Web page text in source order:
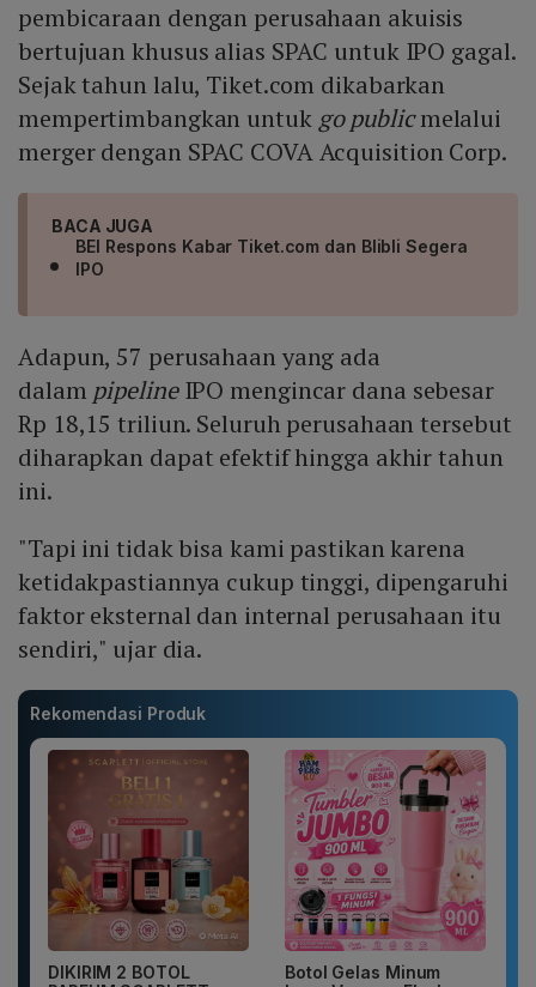
pembicaraan dengan perusahaan akuisis
bertujuan khusus alias SPAC untuk IPO gagal.
Sejak tahun lalu, Tiket.com dikabarkan
mempertimbangkan untukgo publicmelalui
merger dengan SPAC COVA Acquisition Corp.
BACA JUGA
BEI Respons Kabar Tiket.com dan Blibli Segera
IPO
Adapun, 57 perusahaan yang ada
dalam pipelineIPO mengincar dana sebesar
Rp 18,15 triliun. Seluruh perusahaan tersebut
diharapkan dapat efektif hingga akhir tahun
ini.
"Tapi ini tidak bisa kami pastikan karena
ketidakpastiannya cukup tinggi, dipengaruhi
faktor eksternal dan internal perusahaan itu
sendiri," ujar dia.
Rekomendasi Produk
DIKIRIM 2 BOTOL
Botol Gelas Minum